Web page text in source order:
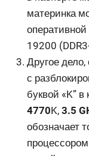
материнка
19200
Другое
с
буквой «K”
4770K, 3.5
обозначает